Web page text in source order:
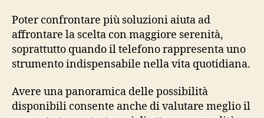
Poter confrontare più soluzioni aiuta ad
affrontare la scelta con maggiore serenità,
soprattutto quando il telefono rappresenta uno
strumento indispensabile nella vita quotidiana.
Avere una panoramica delle possibilità
disponibili consente anche di valutare meglio il